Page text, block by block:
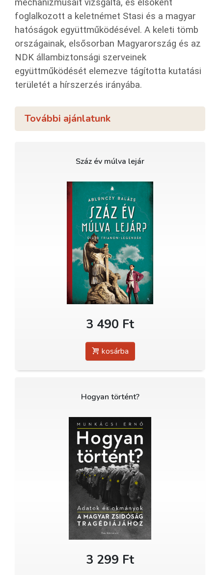
mechanizmusait vizsgálta, és elsőként
foglalkozott a keletnémet Stasi és a magyar
hatóságok együttműködésével. A keleti tömb
országainak, elsősorban Magyarország és az
NDK állambiztonsági szerveinek
együttműködését elemezve tágította kutatási
területét a hírszerzés irányába.
További ajánlatunk
Száz év múlva lejár
3 490 Ft
kosárba
Hogyan történt?
3 299 Ft